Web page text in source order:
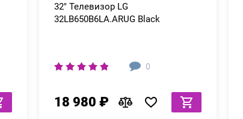
32" Телевизор LG
32LB650B6LA.ARUG Black
0
18 980 ₽